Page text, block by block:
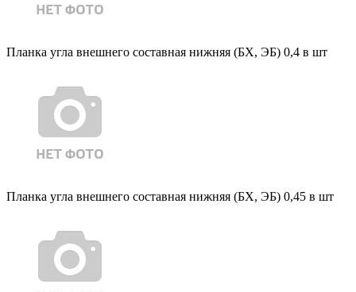
Планка угла внешнего составная нижняя (БХ, ЭБ) 0,4 в шт
Планка угла внешнего составная нижняя (БХ, ЭБ) 0,45 в шт